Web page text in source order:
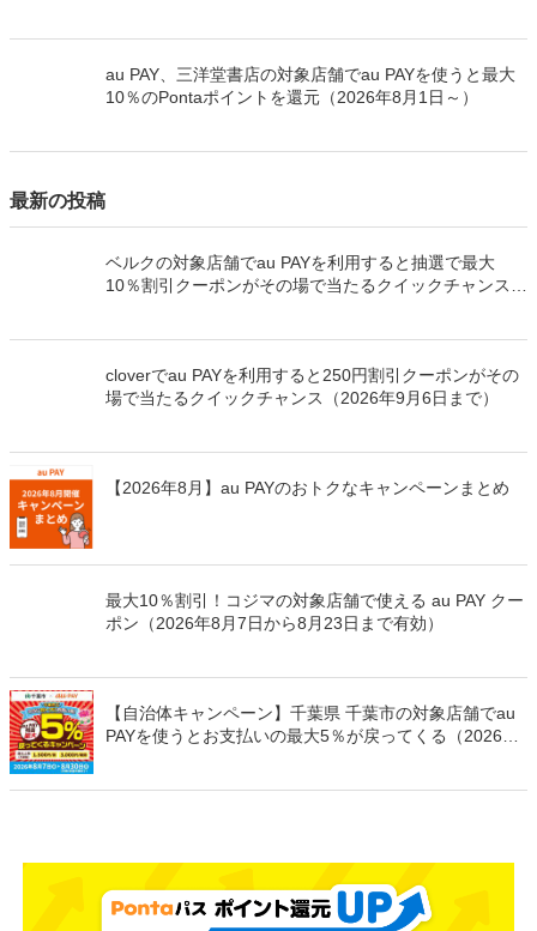
au PAY、三洋堂書店の対象店舗でau PAYを使うと最大
10％のPontaポイントを還元（2026年8月1日～）
最新の投稿
ベルクの対象店舗でau PAYを利用すると抽選で最大
10％割引クーポンがその場で当たるクイックチャンス
cloverでau PAYを利用すると250円割引クーポンがその
場で当たるクイックチャンス（2026年9月6日まで）
【2026年8月】au PAYのおトクなキャンペーンまとめ
最大10％割引！コジマの対象店舗で使える au PAY クー
ポン（2026年8月7日から8月23日まで有効）
【自治体キャンペーン】千葉県 千葉市の対象店舗でau
PAYを使うとお支払いの最大5％が戻ってくる（2026年